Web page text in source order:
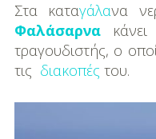
Βάπτισης
Διάσημες
Βαπτίσεις
Στα καταγάλανα
Φαλάσαρνακάνει
τραγουδιστής, ο
τις διακοπές του.